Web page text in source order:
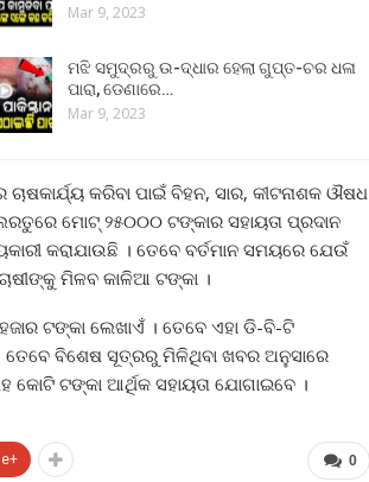
Mar 9, 2023
ମଝି ସମୁଦ୍ରରୁ ଉ-ଦ୍ଧାର ହେଲା ଗୁପ୍ତ-ଚର ଧଳା
ପାରା, ଡେଣାରେ…
Mar 9, 2023
କରିବା ପାଇଁ ବିହନ, ସାର, କୀଟନାଶକ ଔଷଧ
ମୋଟ୍ ୨୫୦୦୦ ଟଙ୍କାର ସହାୟତା ପ୍ରଦାନ
କରାଯାଉଛି । ତେବେ ବର୍ତମାନ ସମୟରେ ଯେଉଁ
ମିଳବ କାଳିଆ ଟଙ୍କା ।
ଟଙ୍କା ଲେଖାଏଁ । ତେବେ ଏହା ଡି-ବି-ଟି
ତେବେ ବିଶେଷ ସୂତ୍ରରୁ ମିଳିଥିବା ଖବର ଅନୁସାରେ
ଟଙ୍କା ଆର୍ଥିକ ସହାୟତା ଯୋଗାଇବେ ।
0